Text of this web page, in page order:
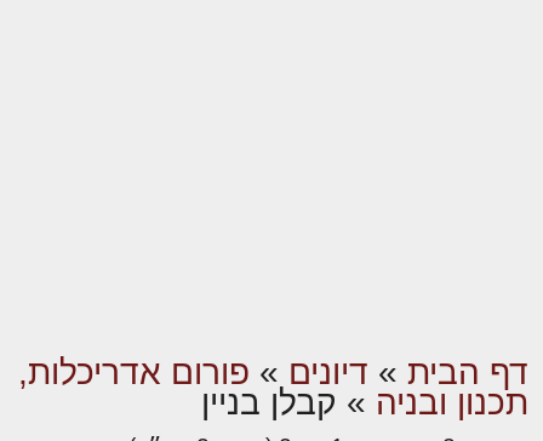
דף הבית » דיונים » פורום אדריכלות,
תכנון ובניה » קבלן בניין